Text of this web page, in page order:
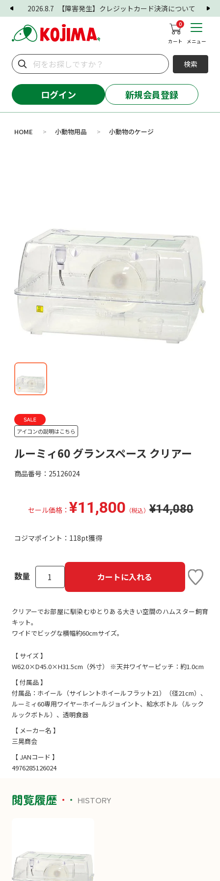
2026.8.7 【障害発生】クレジットカード決済について
0
カート メニュー
検索
ログイン 新規会員登録
HOME > 小動物用品 > 小動物のケージ
アイコンの説明はこちら
ルーミィ60 グランスペース クリアー
商品番号：25126024
セール価格： ¥11,800 （税込）¥14,080
コジマポイント： 118pt獲得
数量 カートに入れる
クリアーでお部屋に馴染むゆとりある大きい空間のハムスター飼育
キット。
ワイドでビッグな横幅約60cmサイズ。
【 サイズ 】
W62.0×D45.0×H31.5cm（外寸） ※天井ワイヤーピッチ：約1.0cm
【 付属品 】
付属品：ホイール（サイレントホイールフラット21）（径21cm）、
ルーミィ60専用ワイヤーホイールジョイント、給水ボトル（ルック
ルックボトル）、透明食器
【 メーカー名 】
三晃商会
【 JANコード 】
4976285126024
閲覧履歴 HISTORY